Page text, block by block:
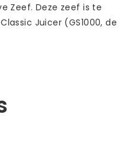
Zeef. Deze zeef is te
Juicer (GS1000, de